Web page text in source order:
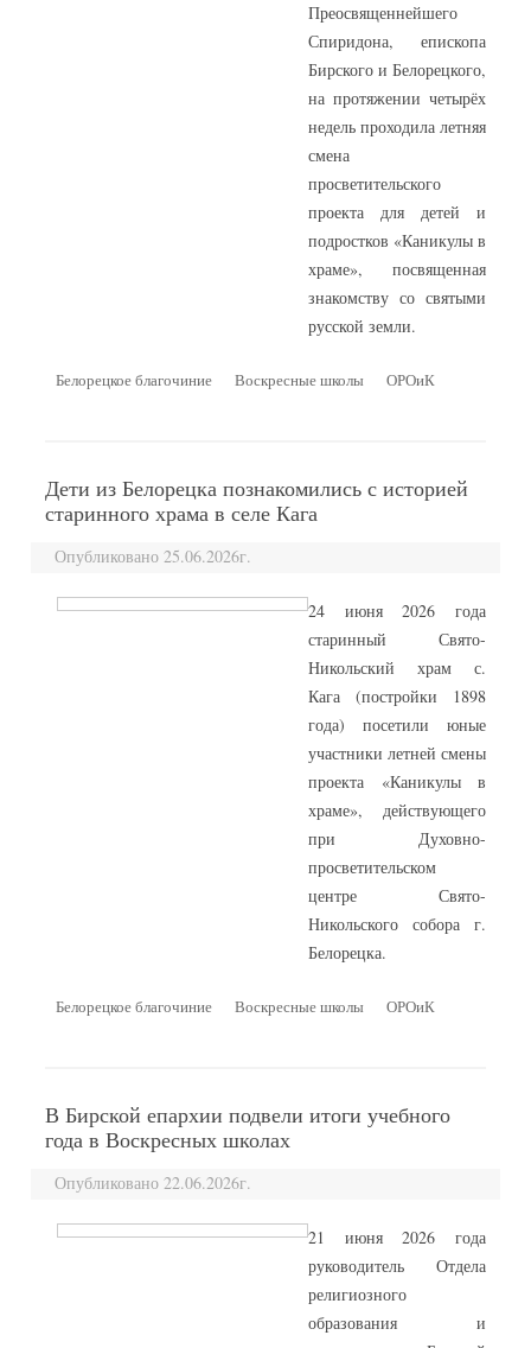
Преосвященнейшего
Спиридона, епископа
Бирского и Белорецкого,
на протяжении четырёх
недель проходила летняя
смена
просветительского
проекта для детей и
подростков «Каникулы в
храме», посвященная
знакомству со святыми
русской земли.
Белорецкое благочиние Воскресные школы ОРОиК
Дети из Белорецка познакомились с историей
старинного храма в селе Кага
Опубликовано 25.06.2026г.
24 июня 2026 года
старинный Свято-
Никольский храм с.
Кага (постройки 1898
года) посетили юные
участники летней смены
проекта «Каникулы в
храме», действующего
при Духовно-
просветительском
центре Свято-
Никольского собора г.
Белорецка.
Белорецкое благочиние Воскресные школы ОРОиК
В Бирской епархии подвели итоги учебного
года в Воскресных школах
Опубликовано 22.06.2026г.
21 июня 2026 года
руководитель Отдела
религиозного
образования и